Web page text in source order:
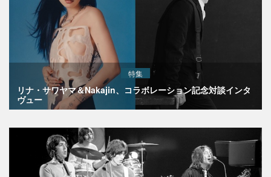
特集
リナ・サワヤマ＆Nakajin、コラボレーション記念対談インタ
ヴュー